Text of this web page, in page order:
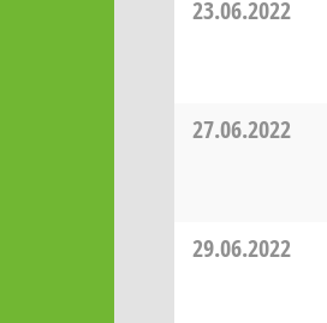
23.06.2022
27.06.2022
29.06.2022